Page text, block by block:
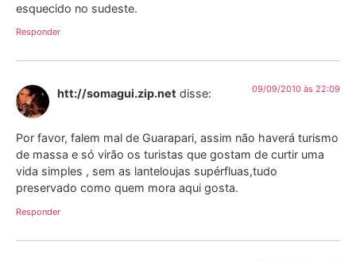
esquecido no sudeste.
Responder
htt://somagui.zip.net disse: 09/09/2010 às 22:09
Por favor, falem mal de Guarapari, assim não haverá turismo
de massa e só virão os turistas que gostam de curtir uma
vida simples , sem as lanteloujas supérfluas,tudo
preservado como quem mora aqui gosta.
Responder